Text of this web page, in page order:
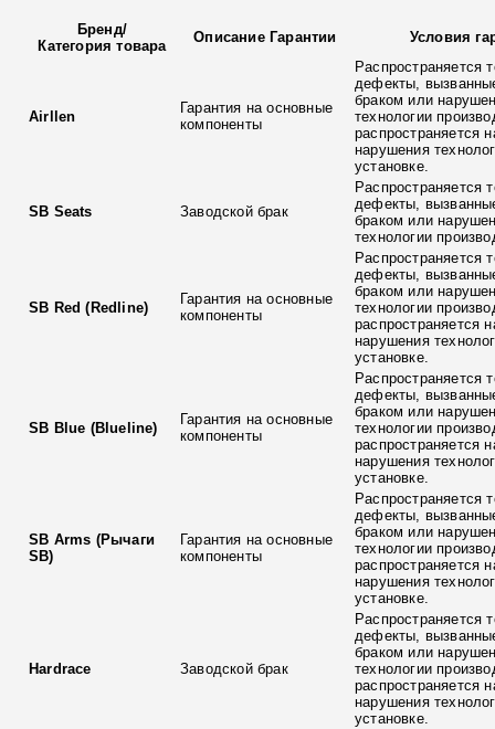
Бренд/
Категория товара
Описание Гарантии Условия
Airllen
Гарантия на основные
компоненты
Распространяется
дефекты,
браком или
технологии
распространяется
нарушения
установке.
SB Seats Заводской брак
Распространяется
дефекты,
браком или
технологии
SB Red (Redline)
Гарантия на основные
компоненты
Распространяется
дефекты,
браком или
технологии
распространяется
нарушения
установке.
SB Blue (Blueline)
Гарантия на основные
компоненты
Распространяется
дефекты,
браком или
технологии
распространяется
нарушения
установке.
SB Arms (Рычаги
SB)
Гарантия на основные
компоненты
Распространяется
дефекты,
браком или
технологии
распространяется
нарушения
установке.
Hardrace Заводской брак
Распространяется
дефекты,
браком или
технологии
распространяется
нарушения
установке.